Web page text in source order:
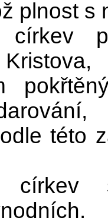
plnost s
církev
této